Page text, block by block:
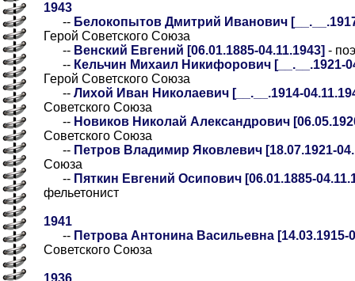
1943
-- Белокопытов Дмитрий Иванович
Герой Советского Союза
-- Венский Евгений [06.01.1885-04.11.1943] -
-- Кельчин Михаил Никифорович [__.__.1921-
Герой Советского Союза
-- Лихой Иван Николаевич [__.__.1914-
Советского Союза
-- Новиков Николай Александрович
Советского Союза
-- Петров Владимир Яковлевич [18.07.1921-
Союза
-- Пяткин Евгений Осипович [06.01.1885-
фельетонист
1941
-- Петрова Антонина Васильевна [14.03.1915-
Советского Союза